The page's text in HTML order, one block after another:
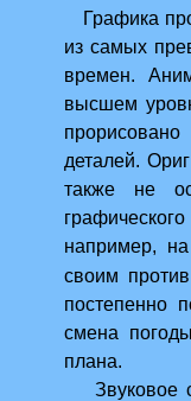
Графика
из самых
времен.
высшем
деталей.
также не
например,
первой битвы
своим
постепенно
смена
плана.
Звуковое